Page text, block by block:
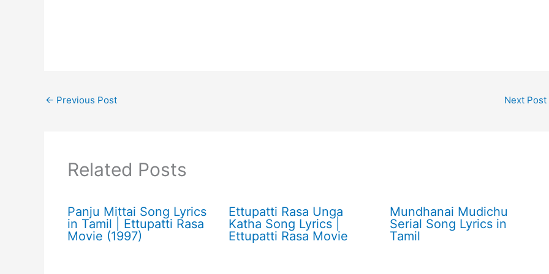
← Previous Post Next Post
Related Posts
Panju Mittai Song Lyrics
in Tamil | Ettupatti Rasa
Movie (1997)
Ettupatti Rasa Unga
Katha Song Lyrics |
Ettupatti Rasa Movie
Mundhanai Mudichu
Serial Song Lyrics in
Tamil